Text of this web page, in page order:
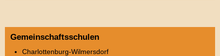
Gemeinschaftsschulen
Charlottenburg-Wilmersdorf